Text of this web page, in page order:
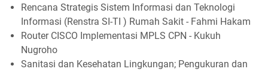
Rencana Strategis Sistem Informasi dan Teknologi
Informasi (Renstra SI-TI ) Rumah Sakit - Fahmi Hakam
Router CISCO Implementasi MPLS CPN - Kukuh
Nugroho
Sanitasi dan Kesehatan Lingkungan; Pengukuran dan